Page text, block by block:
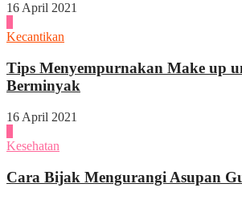
16 April 2021
Kecantikan
Tips Menyempurnakan Make up
Berminyak
16 April 2021
Kesehatan
Cara Bijak Mengurangi Asupan